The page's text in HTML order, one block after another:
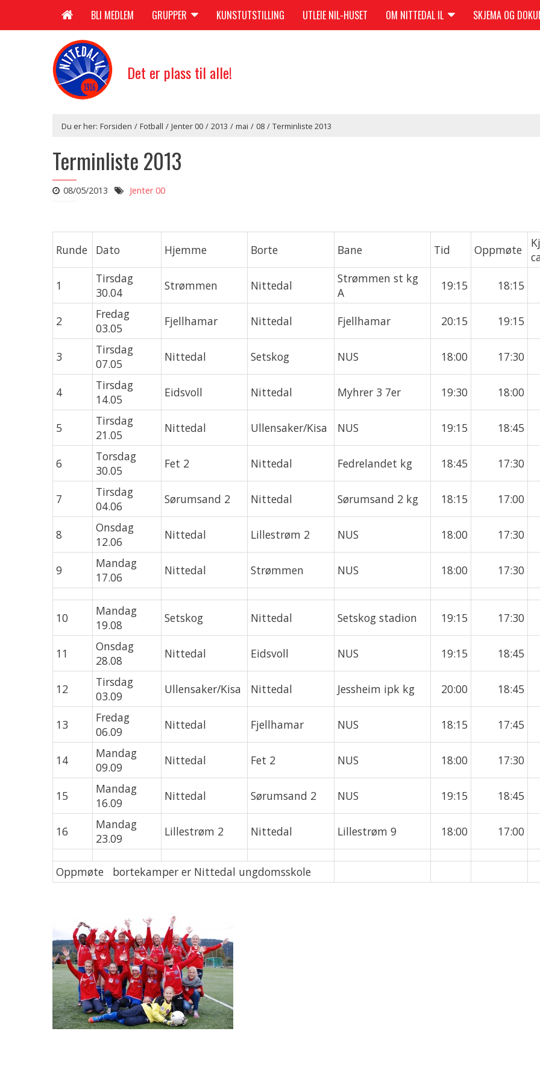
BLI MEDLEM GRUPPER KUNSTUTSTILLING UTLEIE NIL-HUSET OM NITTEDAL IL SKJEMA OG
Det er plass til alle!
Du er her: Forsiden / Fotball / Jenter 00 / 2013 / mai / 08 / Terminliste 2013
Terminliste 2013
08/05/2013 Jenter 00
Runde Dato Hjemme Borte Bane Tid Oppmøte
1
Tirsdag
30.04
Strømmen Nittedal
Strømmen st kg
A
19:15 18:15
2
Fredag
03.05
Fjellhamar Nittedal Fjellhamar 20:15 19:15
3
Tirsdag
07.05
Nittedal Setskog NUS 18:00 17:30
4
Tirsdag
14.05
Eidsvoll Nittedal Myhrer 3 7er 19:30 18:00
5
Tirsdag
21.05
Nittedal Ullensaker/Kisa NUS 19:15 18:45
6
Torsdag
30.05
Fet 2 Nittedal Fedrelandet kg 18:45 17:30
7
Tirsdag
04.06
Sørumsand 2 Nittedal Sørumsand 2 kg 18:15 17:00
8
Onsdag
12.06
Nittedal Lillestrøm 2 NUS 18:00 17:30
9
Mandag
17.06
Nittedal Strømmen NUS 18:00 17:30
10
Mandag
19.08
Setskog Nittedal Setskog stadion 19:15 17:30
11
Onsdag
28.08
Nittedal Eidsvoll NUS 19:15 18:45
12
Tirsdag
03.09
Ullensaker/Kisa Nittedal Jessheim ipk kg 20:00 18:45
13
Fredag
06.09
Nittedal Fjellhamar NUS 18:15 17:45
14
Mandag
09.09
Nittedal Fet 2 NUS 18:00 17:30
15
Mandag
16.09
Nittedal Sørumsand 2 NUS 19:15 18:45
16
Mandag
23.09
Lillestrøm 2 Nittedal Lillestrøm 9 18:00 17:00
Oppmøte bortekamper er Nittedal ungdomsskole